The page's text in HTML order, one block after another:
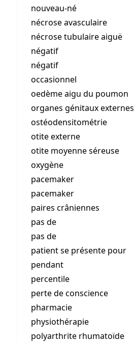
nouveau-né
nécrose avasculaire
nécrose tubulaire aiguë
négatif
négatif
occasionnel
oedème aigu du poumon
organes génitaux externes
ostéodensitométrie
otite externe
otite moyenne séreuse
oxygène
pacemaker
pacemaker
paires crâniennes
pas de
pas de
patient se présente pour
pendant
percentile
perte de conscience
pharmacie
physiothérapie
polyarthrite rhumatoïde